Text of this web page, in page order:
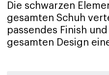
Die schwarzen
gesamten Schuh
passendes Finish
gesamten Design